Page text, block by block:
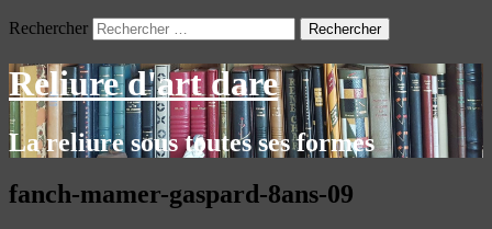
Rechercher
Reliure d'art dare
La reliure sous toutes ses formes
fanch-mamer-gaspard-8ans-09